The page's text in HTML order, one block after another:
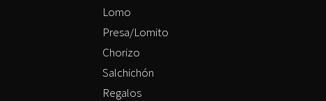
Lomo
Presa/Lomito
Chorizo
Salchichón
Regalos